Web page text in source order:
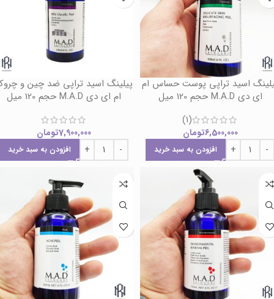
اسید تراپی پوست حساس ام
ای دی M.A.D حجم 120 میل
(1)
6,500,000تومان
افزودن به سبد خرید
پیلینگ اسید تراپی ضد چین و
ام ای دی M.A.D حجم 120 میل
7,900,000تومان
افزودن به سبد خرید